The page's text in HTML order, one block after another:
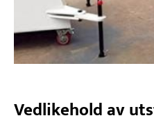
Vedlikehold av